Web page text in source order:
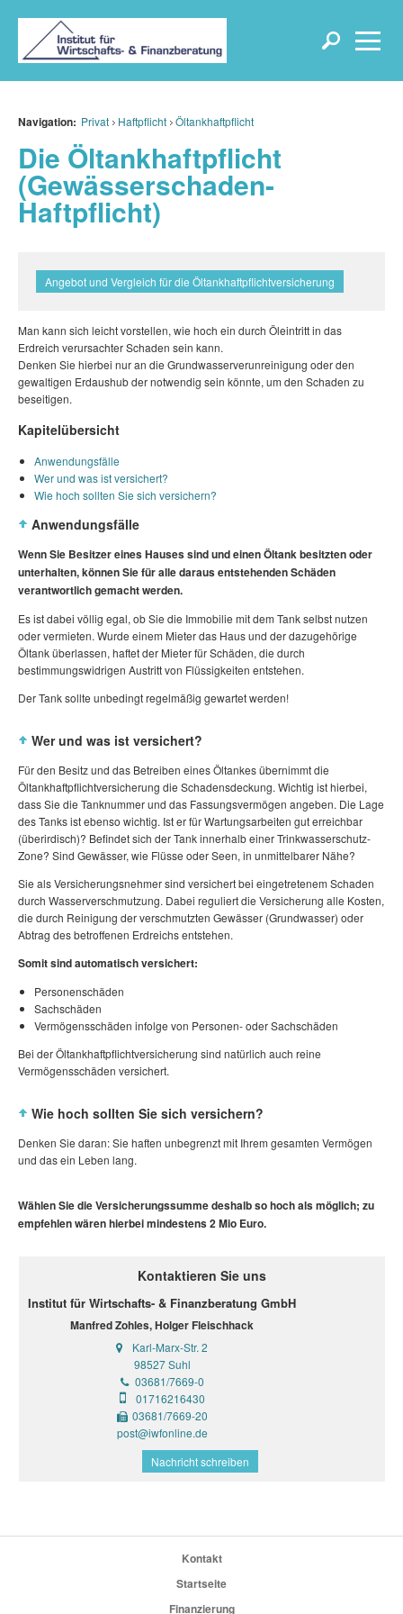
Navigation: Privat Haftpflicht Öltankhaftpflicht
Die Öltankhaftpflicht
(Gewässerschaden-
Haftpflicht)
Angebot und Vergleich für die Öltankhaftpflichtversicherung
Man kann sich leicht vorstellen, wie hoch ein durch Öleintritt in das
Erdreich verursachter Schaden sein kann.
Denken Sie hierbei nur an die Grundwasserverunreinigung oder den
gewaltigen Erdaushub der notwendig sein könnte, um den Schaden zu
beseitigen.
Kapitelübersicht
Anwendungsfälle
Wer und was ist versichert?
Wie hoch sollten Sie sich versichern?
Anwendungsfälle
Wenn Sie Besitzer eines Hauses sind und einen Öltank besitzten oder
unterhalten, können Sie für alle daraus entstehenden Schäden
verantwortlich gemacht werden.
Es ist dabei völlig egal, ob Sie die Immobilie mit dem Tank selbst nutzen
oder vermieten. Wurde einem Mieter das Haus und der dazugehörige
Öltank überlassen, haftet der Mieter für Schäden, die durch
bestimmungswidrigen Austritt von Flüssigkeiten entstehen.
Der Tank sollte unbedingt regelmäßig gewartet werden!
Wer und was ist versichert?
Für den Besitz und das Betreiben eines Öltankes übernimmt die
Öltankhaftpflichtversicherung die Schadensdeckung. Wichtig ist hierbei,
dass Sie die Tanknummer und das Fassungsvermögen angeben. Die Lage
des Tanks ist ebenso wichtig. Ist er für Wartungsarbeiten gut erreichbar
(überirdisch)? Befindet sich der Tank innerhalb einer Trinkwasserschutz-
Zone? Sind Gewässer, wie Flüsse oder Seen, in unmittelbarer Nähe?
Sie als Versicherungsnehmer sind versichert bei eingetretenem Schaden
durch Wasserverschmutzung. Dabei reguliert die Versicherung alle Kosten,
die durch Reinigung der verschmutzten Gewässer (Grundwasser) oder
Abtrag des betroffenen Erdreichs entstehen.
Somit sind automatisch versichert:
Personenschäden
Sachschäden
Vermögensschäden infolge von Personen- oder Sachschäden
Bei der Öltankhaftpflichtversicherung sind natürlich auch reine
Vermögensschäden versichert.
Wie hoch sollten Sie sich versichern?
Denken Sie daran: Sie haften unbegrenzt mit Ihrem gesamten Vermögen
und das ein Leben lang.
Wählen Sie die Versicherungssumme deshalb so hoch als möglich; zu
empfehlen wären hierbei mindestens 2 Mio Euro.
Kontaktieren Sie uns
Institut für Wirtschafts- & Finanzberatung GmbH
Manfred Zohles, Holger Fleischhack
Karl-Marx-Str. 2
98527 Suhl
03681/7669-0
01716216430
03681/7669-20
post@iwfonline.de
Nachricht schreiben
Kontakt
Startseite
Finanzierung